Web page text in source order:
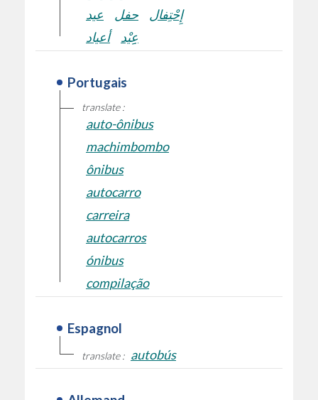
عيد
حفل
إِحْتِفال
أعياد
عِِيْد
Portugais
translate :
auto-ônibus
machimbombo
ônibus
autocarro
carreira
autocarros
ónibus
compilação
Espagnol
translate : autobús